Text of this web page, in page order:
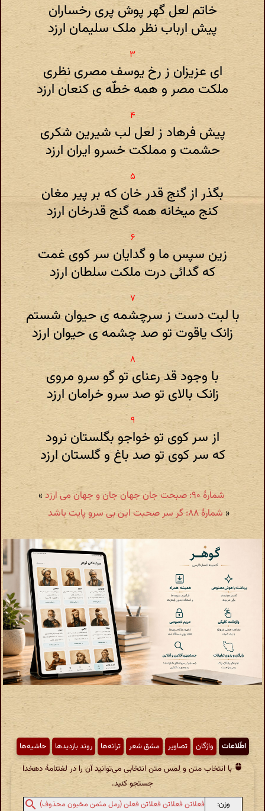
خاتم لعل گهر پوش پری رخساران
پیش ارباب نظر ملک سلیمان ارزد
ای عزیزان ز رخ یوسف مصری نظری
ملکت مصر و همه خطّه ی کنعان ارزد
پیش فرهاد ز لعل لب شیرین شکری
حشمت و مملکت خسرو ایران ارزد
بگذر از گنج قدر خان که بر پیر مغان
کنج میخانه همه گنج قدرخان ارزد
زین سپس ما و گدایان سر کوی غمت
که گدائی درت ملکت سلطان ارزد
با لبت دست ز سرچشمه ی حیوان شستم
زانک یاقوت تو صد چشمه ی حیوان ارزد
با وجود قد رعنای تو گو سرو مروی
زانک بالای تو صد سرو خرامان ارزد
از سر کوی تو خواجو بگلستان نرود
که سر کوی تو صد باغ و گلستان ارزد
شمارهٔ ۹۰: صبحت جان جهان جان و جهان می ارزد
»
« شمارهٔ ۸۸: گر سر صحبت این بی سرو پایت باشد
اطّلاعات واژگان تصاویر مشق شعر ترانه‌ها روند بازدیدها حاشیه‌ها
با انتخاب متن و لمس متن انتخابی می‌توانید آن را در لغتنامهٔ دهخدا
جستجو کنید.
وزن:
فعلاتن فعلاتن فعلاتن فعلن (رمل مثمن مخبون محذوف)